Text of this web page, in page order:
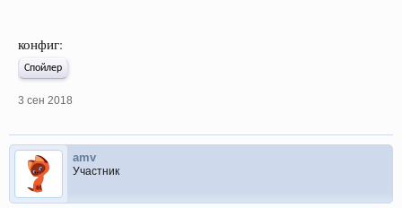
конфиг:
Спойлер
3 сен 2018
amv
Участник